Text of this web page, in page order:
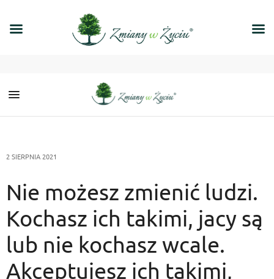
2 SIERPNIA 2021
Nie możesz zmienić ludzi.
Kochasz ich takimi, jacy są
lub nie kochasz wcale.
Akceptujesz ich takimi,